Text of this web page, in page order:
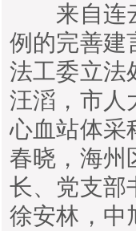
来自连云
例的完善建
法工委立法
汪滔，市人
心血站体采
春晓，海州
长、党支部
徐安林，中